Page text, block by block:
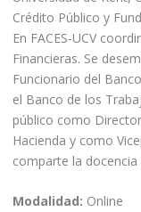
Crédito Público y
En FACES-UCV
Financieras. Se
Funcionario del
el Banco de los
público como
Hacienda y como
comparte la
Modalidad: Online